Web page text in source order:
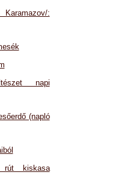
:
napi
(napló
rút kiskasa